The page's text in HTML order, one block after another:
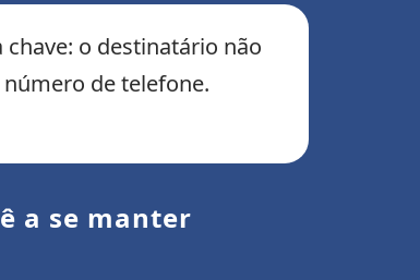
chave: o destinatário não
de telefone.
a se manter